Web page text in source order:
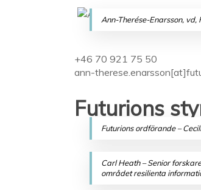
Ann-Therése-Enarsson, vd,
+46 70 921 75 50
ann-
Futurions
Futurions ordförande –
Carl Heath – Senior
området resilienta